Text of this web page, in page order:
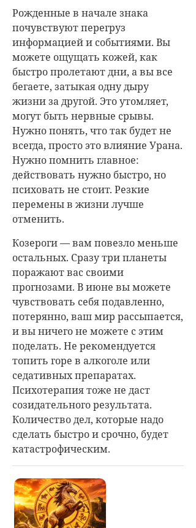
Рожденные в начале знака
почувствуют перегруз
информацией и событиями. Вы
можете ощущать кожей, как
быстро пролетают дни, а вы все
бегаете, затыкая одну дыру
жизни за другой. Это утомляет,
могут быть нервные срывы.
Нужно понять, что так будет не
всегда, просто это влияние Урана.
Нужно помнить главное:
действовать нужно быстро, но
психовать не стоит. Резкие
перемены в жизни лучше
отменить.
Козероги — вам повезло меньше
остальных. Сразу три планеты
поражают вас своими
прогнозами. В июне вы можете
чувствовать себя подавленно,
потерянно, ваш мир рассыпается,
и вы ничего не можете с этим
поделать. Не рекомендуется
топить горе в алкоголе или
седативных препаратах.
Психотерапия тоже не даст
созидательного результата.
Количество дел, которые надо
сделать быстро и срочно, будет
катастрофическим.